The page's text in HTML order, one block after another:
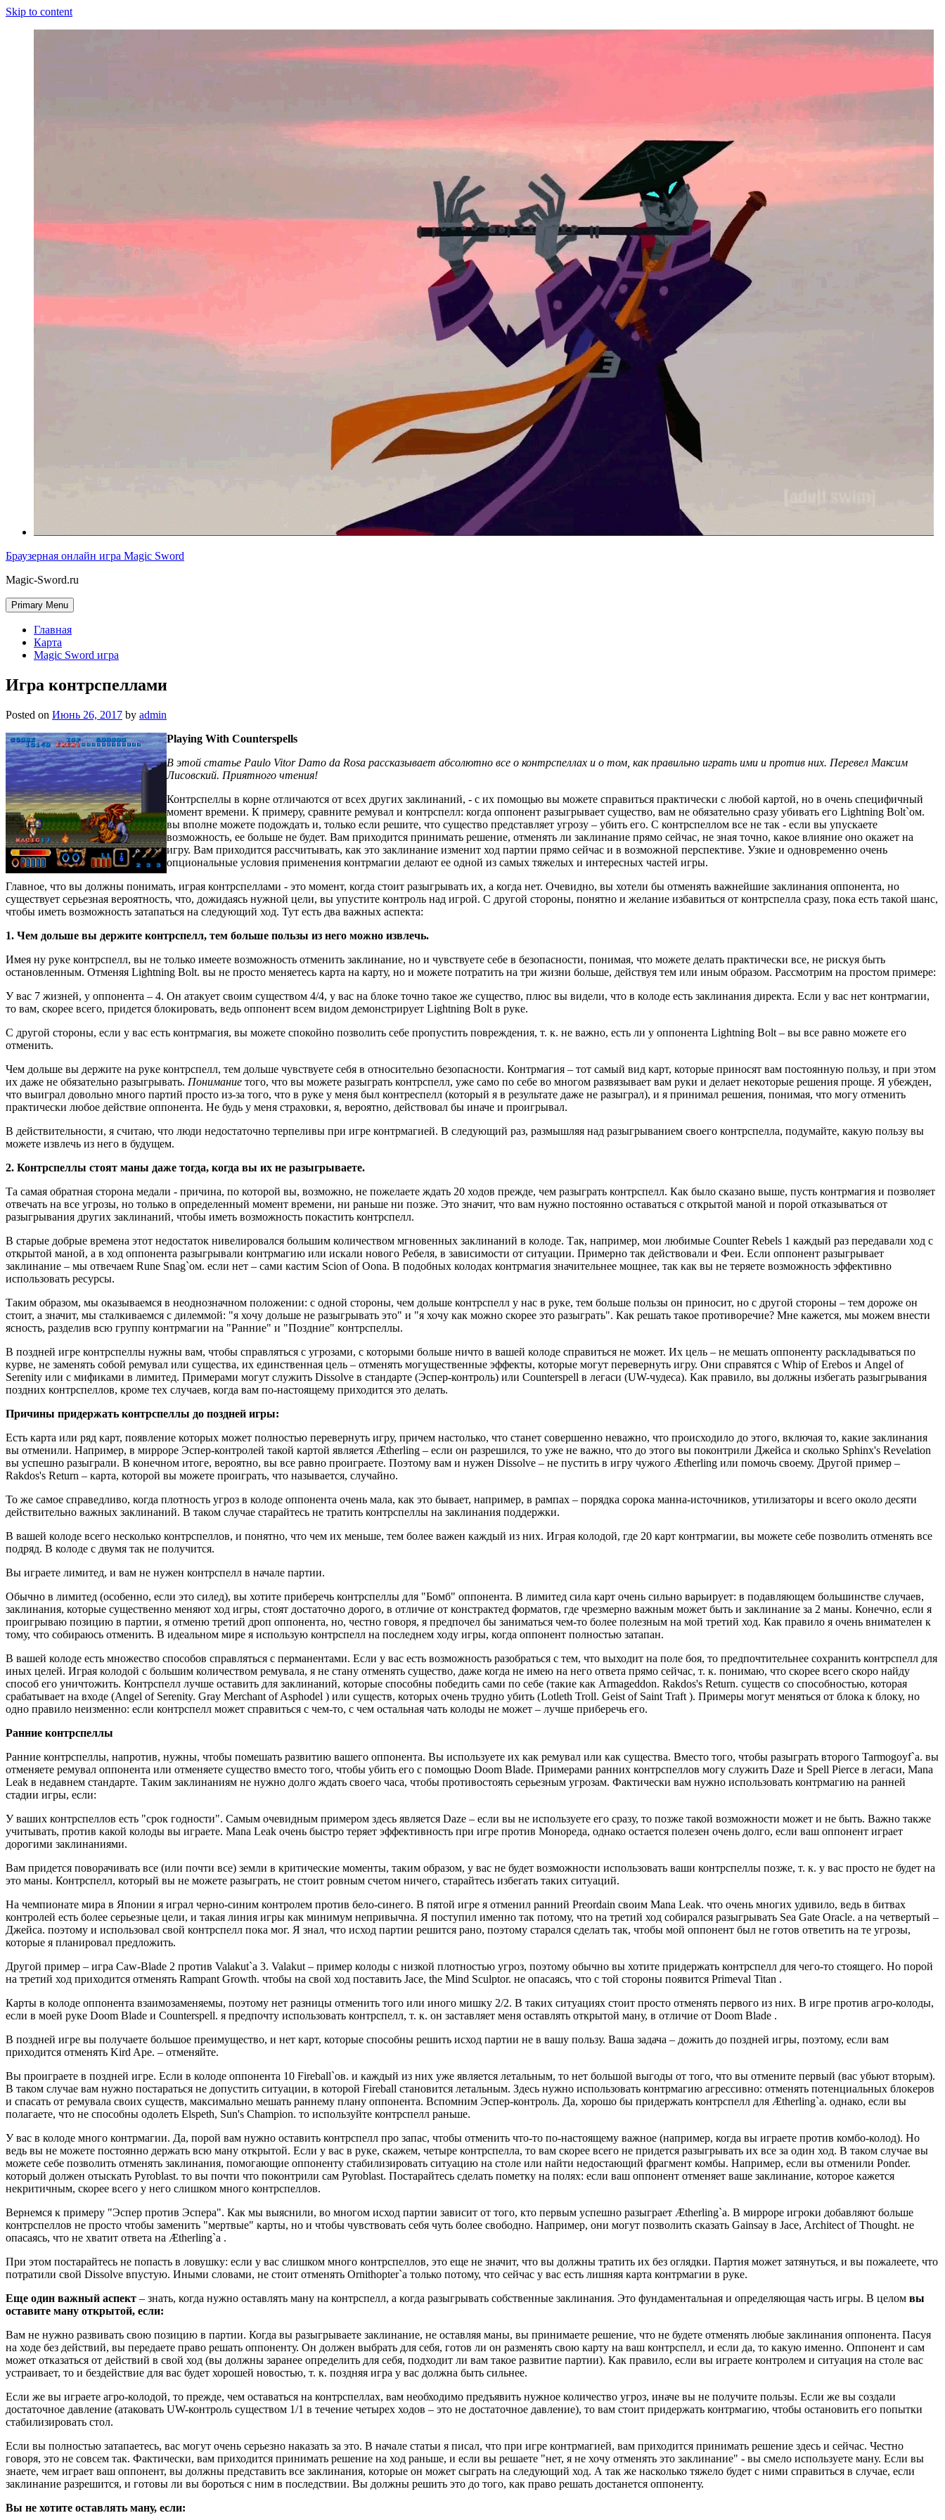
Skip to content
Браузерная онлайн игра Magic Sword
Magic-Sword.ru
Primary Menu
Главная
Карта
Magic Sword игра
Игра контрспеллами
Posted on Июнь 26, 2017 by admin
Playing With Counterspells
В этой статье Paulo Vitor Damo da Rosa рассказывает абсолютно все о контрспеллах и о том, как правильно играть ими и против них. Перевел Максим
Лисовский. Приятного чтения!
Контрспеллы в корне отличаются от всех других заклинаний, - с их помощью вы можете справиться практически с любой картой, но в очень специфичный
момент времени. К примеру, сравните ремувал и контрспелл: когда оппонент разыгрывает существо, вам не обязательно сразу убивать его Lightning Bolt`ом.
вы вполне можете подождать и, только если решите, что существо представляет угрозу – убить его. С контрспеллом все не так - если вы упускаете
возможность, ее больше не будет. Вам приходится принимать решение, отменять ли заклинание прямо сейчас, не зная точно, какое влияние оно окажет на
игру. Вам приходится рассчитывать, как это заклинание изменит ход партии прямо сейчас и в возможной перспективе. Узкие и одновременно очень
опциональные условия применения контрмагии делают ее одной из самых тяжелых и интересных частей игры.
Главное, что вы должны понимать, играя контрспеллами - это момент, когда стоит разыгрывать их, а когда нет. Очевидно, вы хотели бы отменять важнейшие заклинания оппонента, но
существует серьезная вероятность, что, дожидаясь нужной цели, вы упустите контроль над игрой. С другой стороны, понятно и желание избавиться от контрспелла сразу, пока есть такой шанс,
чтобы иметь возможность затапаться на следующий ход. Тут есть два важных аспекта:
1. Чем дольше вы держите контрспелл, тем больше пользы из него можно извлечь.
Имея ну руке контрспелл, вы не только имеете возможность отменить заклинание, но и чувствуете себе в безопасности, понимая, что можете делать практически все, не рискуя быть
остановленным. Отменяя Lightning Bolt. вы не просто меняетесь карта на карту, но и можете потратить на три жизни больше, действуя тем или иным образом. Рассмотрим на простом примере:
У вас 7 жизней, у оппонента – 4. Он атакует своим существом 4/4, у вас на блоке точно такое же существо, плюс вы видели, что в колоде есть заклинания директа. Если у вас нет контрмагии,
то вам, скорее всего, придется блокировать, ведь оппонент всем видом демонстрирует Lightning Bolt в руке.
С другой стороны, если у вас есть контрмагия, вы можете спокойно позволить себе пропустить повреждения, т. к. не важно, есть ли у оппонента Lightning Bolt – вы все равно можете его
отменить.
Чем дольше вы держите на руке контрспелл, тем дольше чувствуете себя в относительно безопасности. Контрмагия – тот самый вид карт, которые приносят вам постоянную пользу, и при этом
их даже не обязательно разыгрывать. Понимание того, что вы можете разыграть контрспелл, уже само по себе во многом развязывает вам руки и делает некоторые решения проще. Я убежден,
что выиграл довольно много партий просто из-за того, что в руке у меня был контреспелл (который я в результате даже не разыграл), и я принимал решения, понимая, что могу отменить
практически любое действие оппонента. Не будь у меня страховки, я, вероятно, действовал бы иначе и проигрывал.
В действительности, я считаю, что люди недостаточно терпеливы при игре контрмагией. В следующий раз, размышляя над разыгрыванием своего контрспелла, подумайте, какую пользу вы
можете извлечь из него в будущем.
2. Контрспеллы стоят маны даже тогда, когда вы их не разыгрываете.
Та самая обратная сторона медали - причина, по которой вы, возможно, не пожелаете ждать 20 ходов прежде, чем разыграть контрспелл. Как было сказано выше, пусть контрмагия и позволяет
отвечать на все угрозы, но только в определенный момент времени, ни раньше ни позже. Это значит, что вам нужно постоянно оставаться с открытой маной и порой отказываться от
разыгрывания других заклинаний, чтобы иметь возможность покастить контрспелл.
В старые добрые времена этот недостаток нивелировался большим количеством мгновенных заклинаний в колоде. Так, например, мои любимые Counter Rebels 1 каждый раз передавали ход с
открытой маной, а в ход оппонента разыгрывали контрмагию или искали нового Ребеля, в зависимости от ситуации. Примерно так действовали и Феи. Если оппонент разыгрывает
заклинание – мы отвечаем Rune Snag`ом. если нет – сами кастим Scion of Oona. В подобных колодах контрмагия значительнее мощнее, так как вы не теряете возможность эффективно
использовать ресурсы.
Таким образом, мы оказываемся в неоднозначном положении: с одной стороны, чем дольше контрспелл у нас в руке, тем больше пользы он приносит, но с другой стороны – тем дороже он
стоит, а значит, мы сталкиваемся с дилеммой: "я хочу дольше не разыгрывать это" и "я хочу как можно скорее это разыграть". Как решать такое противоречие? Мне кажется, мы можем внести
ясность, разделив всю группу контрмагии на "Ранние" и "Поздние" контрспеллы.
В поздней игре контрспеллы нужны вам, чтобы справляться с угрозами, с которыми больше ничто в вашей колоде справиться не может. Их цель – не мешать оппоненту раскладываться по
курве, не заменять собой ремувал или существа, их единственная цель – отменять могущественные эффекты, которые могут перевернуть игру. Они справятся с Whip of Erebos и Angel of
Serenity или с мификами в лимитед. Примерами могут служить Dissolve в стандарте (Эспер-контроль) или Counterspell в легаси (UW-чудеса). Как правило, вы должны избегать разыгрывания
поздних контрспеллов, кроме тех случаев, когда вам по-настоящему приходится это делать.
Причины придержать контрспеллы до поздней игры:
Есть карта или ряд карт, появление которых может полностью перевернуть игру, причем настолько, что станет совершенно неважно, что происходило до этого, включая то, какие заклинания
вы отменили. Например, в мирроре Эспер-контролей такой картой является Ætherling – если он разрешился, то уже не важно, что до этого вы поконтрили Джейса и сколько Sphinx's Revelation
вы успешно разыграли. В конечном итоге, вероятно, вы все равно проиграете. Поэтому вам и нужен Dissolve – не пустить в игру чужого Ætherling или помочь своему. Другой пример –
Rakdos's Return – карта, которой вы можете проиграть, что называется, случайно.
То же самое справедливо, когда плотность угроз в колоде оппонента очень мала, как это бывает, например, в рампах – порядка сорока манна-источников, утилизаторы и всего около десяти
действительно важных заклинаний. В таком случае старайтесь не тратить контрспеллы на заклинания поддержки.
В вашей колоде всего несколько контрспеллов, и понятно, что чем их меньше, тем более важен каждый из них. Играя колодой, где 20 карт контрмагии, вы можете себе позволить отменять все
подряд. В колоде с двумя так не получится.
Вы играете лимитед, и вам не нужен контрспелл в начале партии.
Обычно в лимитед (особенно, если это силед), вы хотите приберечь контрспеллы для "Бомб" оппонента. В лимитед сила карт очень сильно варьирует: в подавляющем большинстве случаев,
заклинания, которые существенно меняют ход игры, стоят достаточно дорого, в отличие от констрактед форматов, где чрезмерно важным может быть и заклинание за 2 маны. Конечно, если я
проигрываю позицию в партии, я отменю третий дроп оппонента, но, честно говоря, я предпочел бы заниматься чем-то более полезным на мой третий ход. Как правило я очень внимателен к
тому, что собираюсь отменить. В идеальном мире я использую контрспелл на последнем ходу игры, когда оппонент полностью затапан.
В вашей колоде есть множество способов справляться с перманентами. Если у вас есть возможность разобраться с тем, что выходит на поле боя, то предпочтительнее сохранить контрспелл для
иных целей. Играя колодой с большим количеством ремувала, я не стану отменять существо, даже когда не имею на него ответа прямо сейчас, т. к. понимаю, что скорее всего скоро найду
способ его уничтожить. Контрспелл лучше оставить для заклинаний, которые способны победить сами по себе (такие как Armageddon. Rakdos's Return. существ со способностью, которая
срабатывает на входе (Angel of Serenity. Gray Merchant of Asphodel ) или существ, которых очень трудно убить (Lotleth Troll. Geist of Saint Traft ). Примеры могут меняться от блока к блоку, но
одно правило неизменно: если контрспелл может справиться с чем-то, с чем остальная чать колоды не может – лучше приберечь его.
Ранние контрспеллы
Ранние контрспеллы, напротив, нужны, чтобы помешать развитию вашего оппонента. Вы используете их как ремувал или как существа. Вместо того, чтобы разыграть второго Tarmogoyf`a. вы
отменяете ремувал оппонента или отменяете существо вместо того, чтобы убить его с помощью Doom Blade. Примерами ранних контрспеллов могу служить Daze и Spell Pierce в легаси, Mana
Leak в недавнем стандарте. Таким заклинаниям не нужно долго ждать своего часа, чтобы противостоять серьезным угрозам. Фактически вам нужно использовать контрмагию на ранней
стадии игры, если:
У ваших контрспеллов есть "срок годности". Самым очевидным примером здесь является Daze – если вы не используете его сразу, то позже такой возможности может и не быть. Важно также
учитывать, против какой колоды вы играете. Mana Leak очень быстро теряет эффективность при игре против Монореда, однако остается полезен очень долго, если ваш оппонент играет
дорогими заклинаниями.
Вам придется поворачивать все (или почти все) земли в критические моменты, таким образом, у вас не будет возможности использовать ваши контрспеллы позже, т. к. у вас просто не будет на
это маны. Контрспелл, который вы не можете разыграть, не стоит ровным счетом ничего, старайтесь избегать таких ситуаций.
На чемпионате мира в Японии я играл черно-синим контролем против бело-синего. В пятой игре я отменил ранний Preordain своим Mana Leak. что очень многих удивило, ведь в битвах
контролей есть более серьезные цели, и такая линия игры как минимум непривычна. Я поступил именно так потому, что на третий ход собирался разыгрывать Sea Gate Oracle. а на четвертый –
Джейса. поэтому и использовал свой контрспелл пока мог. Я знал, что исход партии решится рано, поэтому старался сделать так, чтобы мой оппонент был не готов ответить на те угрозы,
которые я планировал предложить.
Другой пример – игра Caw-Blade 2 против Valakut`а 3. Valakut – пример колоды с низкой плотностью угроз, поэтому обычно вы хотите придержать контрспелл для чего-то стоящего. Но порой
на третий ход приходится отменять Rampant Growth. чтобы на свой ход поставить Jace, the Mind Sculptor. не опасаясь, что с той стороны появится Primeval Titan .
Карты в колоде оппонента взаимозаменяемы, поэтому нет разницы отменить того или иного мишку 2/2. В таких ситуациях стоит просто отменять первого из них. В игре против агро-колоды,
если в моей руке Doom Blade и Counterspell. я предпочту использовать контрспелл, т. к. он заставляет меня оставлять открытой ману, в отличие от Doom Blade .
В поздней игре вы получаете большое преимущество, и нет карт, которые способны решить исход партии не в вашу пользу. Ваша задача – дожить до поздней игры, поэтому, если вам
приходится отменять Kird Ape. – отменяйте.
Вы проиграете в поздней игре. Если в колоде оппонента 10 Fireball`ов. и каждый из них уже является летальным, то нет большой выгоды от того, что вы отмените первый (вас убьют вторым).
В таком случае вам нужно постараться не допустить ситуации, в которой Fireball становится летальным. Здесь нужно использовать контрмагию агрессивно: отменять потенциальных блокеров
и спасать от ремувала своих существ, максимально мешать раннему плану оппонента. Вспомним Эспер-контроль. Да, хорошо бы придержать контрспелл для Ætherling`a. однако, если вы
полагаете, что не способны одолеть Elspeth, Sun's Champion. то используйте контрспелл раньше.
У вас в колоде много контрмагии. Да, порой вам нужно оставить контрспелл про запас, чтобы отменить что-то по-настоящему важное (например, когда вы играете против комбо-колод). Но
ведь вы не можете постоянно держать всю ману открытой. Если у вас в руке, скажем, четыре контрспелла, то вам скорее всего не придется разыгрывать их все за один ход. В таком случае вы
можете себе позволить отменять заклинания, помогающие оппоненту стабилизировать ситуацию на столе или найти недостающий фрагмент комбы. Например, если вы отменили Ponder.
который должен отыскать Pyroblast. то вы почти что поконтрили сам Pyroblast. Постарайтесь сделать пометку на полях: если ваш оппонент отменяет ваше заклинание, которое кажется
некритичным, скорее всего у него слишком много контрспеллов.
Вернемся к примеру "Эспер против Эспера". Как мы выяснили, во многом исход партии зависит от того, кто первым успешно разыграет Ætherling`a. В мирроре игроки добавляют больше
контрспеллов не просто чтобы заменить "мертвые" карты, но и чтобы чувствовать себя чуть более свободно. Например, они могут позволить сказать Gainsay в Jace, Architect of Thought. не
опасаясь, что не хватит ответа на Ætherling`a .
При этом постарайтесь не попасть в ловушку: если у вас слишком много контрспеллов, это еще не значит, что вы должны тратить их без оглядки. Партия может затянуться, и вы пожалеете, что
потратили свой Dissolve впустую. Иными словами, не стоит отменять Ornithopter`a только потому, что сейчас у вас есть лишняя карта контрмагии в руке.
Еще один важный аспект – знать, когда нужно оставлять ману на контрспелл, а когда разыгрывать собственные заклинания. Это фундаментальная и определяющая часть игры. В целом вы
оставите ману открытой, если:
Вам не нужно развивать свою позицию в партии. Когда вы разыгрываете заклинание, не оставляя маны, вы принимаете решение, что не будете отменять любые заклинания оппонента. Пасуя
на ходе без действий, вы передаете право решать оппоненту. Он должен выбрать для себя, готов ли он разменять свою карту на ваш контрспелл, и если да, то какую именно. Оппонент и сам
может отказаться от действий в свой ход (вы должны заранее определить для себя, подходит ли вам такое развитие партии). Как правило, если вы играете контролем и ситуация на столе вас
устраивает, то и бездействие для вас будет хорошей новостью, т. к. поздняя игра у вас должна быть сильнее.
Если же вы играете агро-колодой, то прежде, чем оставаться на контрспеллах, вам необходимо предъявить нужное количество угроз, иначе вы не получите пользы. Если же вы создали
достаточное давление (атаковать UW-контроль существом 1/1 в течение четырех ходов – это не достаточное давление), то вам стоит придержать контрмагию, чтобы остановить его попытки
стабилизировать стол.
Если вы полностью затапаетесь, вас могут очень серьезно наказать за это. В начале статьи я писал, что при игре контрмагией, вам приходится принимать решение здесь и сейчас. Честно
говоря, это не совсем так. Фактически, вам приходится принимать решение на ход раньше, и если вы решаете "нет, я не хочу отменять это заклинание" - вы смело используете ману. Если вы
знаете, чем играет ваш оппонент, вы должны представить все заклинания, которые он может сыграть на следующий ход. А так же насколько тяжело будет с ними справиться в случае, если
заклинание разрешится, и готовы ли вы бороться с ним в последствии. Вы должны решить это до того, как право решать достанется оппоненту.
Вы не хотите оставлять ману, если: